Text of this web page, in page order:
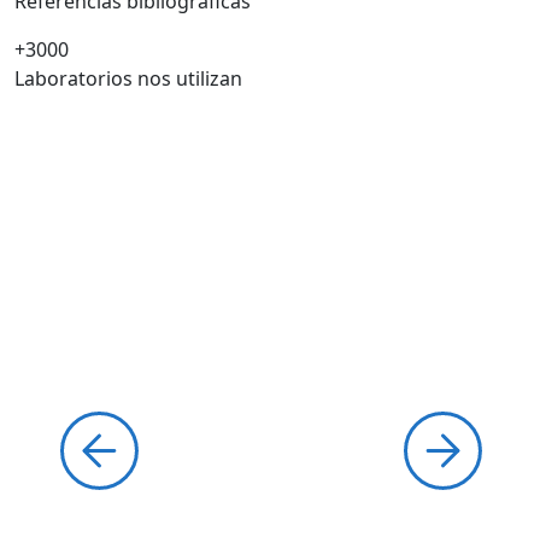
+3000
Laboratorios nos utilizan